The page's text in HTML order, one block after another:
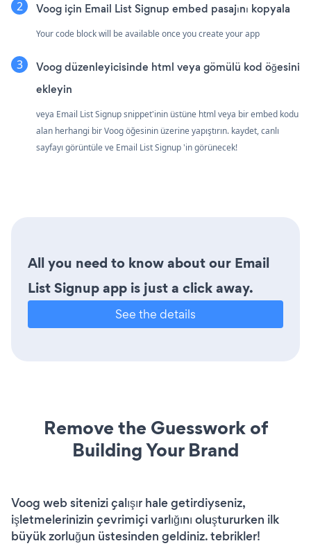
Voog için Email List Signup embed pasajını kopyala
Your code block will be available once you create your app
Voog düzenleyicisinde html veya gömülü kod öğesini
ekleyin
veya Email List Signup snippet'inin üstüne html veya bir embed kodu
alan herhangi bir Voog öğesinin üzerine yapıştırın. kaydet, canlı
sayfayı görüntüle ve Email List Signup 'in görünecek!
All you need to know about our Email
List Signup app is just a click away.
See the details
Remove the Guesswork of
Building Your Brand
Voog web sitenizi çalışır hale getirdiyseniz,
işletmelerinizin çevrimiçi varlığını oluştururken ilk
büyük zorluğun üstesinden geldiniz. tebrikler!